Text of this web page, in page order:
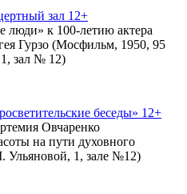
зал 12+
люди» к 100-летию актера
Гурзо (Мосфильм, 1950, 95
зал № 12)
беседы» 12+
Овчаренко
на пути духовного
Ульяновой, 1, зале №12)